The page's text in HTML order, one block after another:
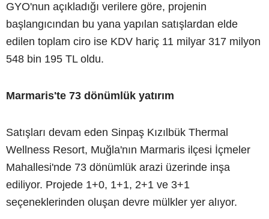
GYO'nun açıkladığı verilere göre, projenin
başlangıcından bu yana yapılan satışlardan elde
edilen toplam ciro ise KDV hariç 11 milyar 317 milyon
548 bin 195 TL oldu.
Marmaris'te 73 dönümlük yatırım
Satışları devam eden Sinpaş Kızılbük Thermal
Wellness Resort, Muğla'nın Marmaris ilçesi İçmeler
Mahallesi'nde 73 dönümlük arazi üzerinde inşa
ediliyor. Projede 1+0, 1+1, 2+1 ve 3+1
seçeneklerinden oluşan devre mülkler yer alıyor.